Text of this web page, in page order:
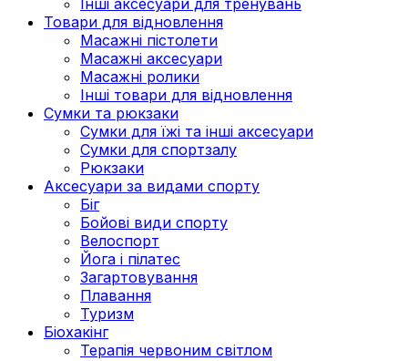
Товари для відновлення
Масажні пістолети
Масажні аксесуари
Масажні ролики
Інші товари для відновлення
Сумки та рюкзаки
Сумки для їжі та інші аксесуари
Сумки для спортзалу
Рюкзаки
Аксесуари за видами спорту
Біг
Бойові види спорту
Велоспорт
Йога і пілатес
Загартовування
Плавання
Туризм
Біохакінг
Терапія червоним світлом